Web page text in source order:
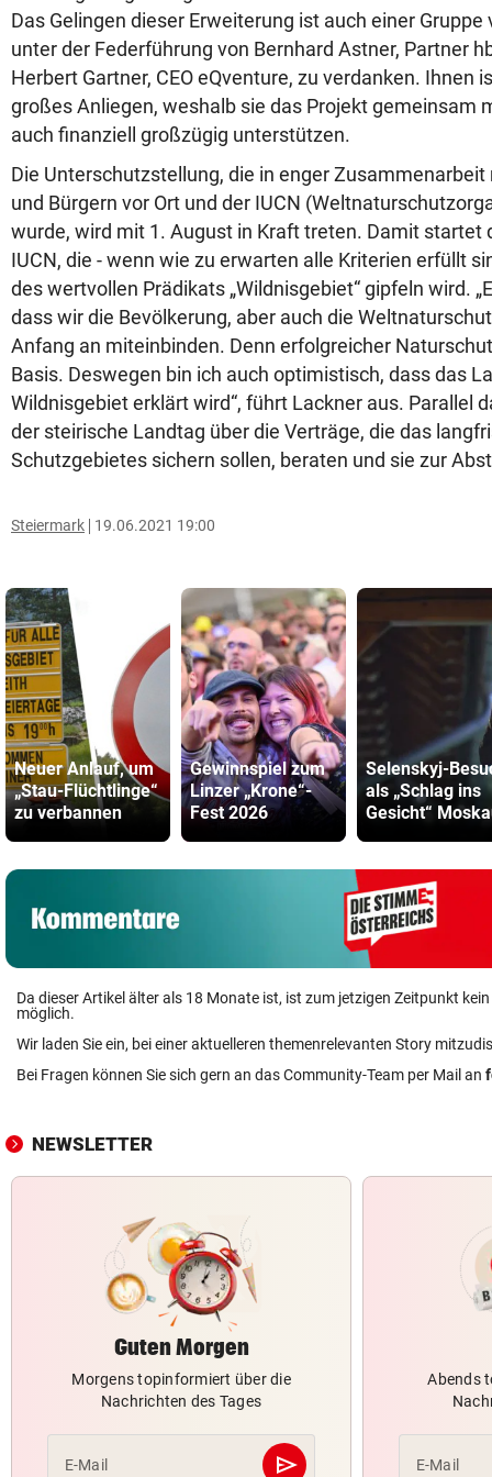
Das Gelingen dieser Erweiterung ist auch einer
unter der Federführung von Bernhard Astner, Partner
Herbert Gartner, CEO eQventure, zu verdanken. Ihnen
großes Anliegen, weshalb sie das Projekt gemeinsam
auch finanziell großzügig unterstützen.
Die Unterschutzstellung, die in enger Zusammenarbeit
und Bürgern vor Ort und der IUCN
wurde, wird mit 1. August in Kraft treten. Damit startet
IUCN, die - wenn wie zu erwarten alle Kriterien erfüllt
des wertvollen Prädikats „Wildnisgebiet“ gipfeln wird.
dass wir die Bevölkerung, aber auch die
Anfang an miteinbinden. Denn erfolgreicher
Basis. Deswegen bin ich auch optimistisch, dass das
Wildnisgebiet erklärt wird“, führt Lackner aus. Parallel
der steirische Landtag über die Verträge, die das
Schutzgebietes sichern sollen, beraten und sie zur
Steiermark 19.06.2021 19:00
Neuer Anlauf, um
„Stau-Flüchtlinge“
zu verbannen
Gewinnspiel zum
Linzer „Krone“-
Fest 2026
Selenskyj-
als „Schlag ins
Gesicht“
Da dieser Artikel älter als 18 Monate ist, ist zum jetzigen Zeitpunkt
möglich.
Wir laden Sie ein, bei einer aktuelleren themenrelevanten Story
Bei Fragen können Sie sich gern an das Community-Team per Mail an
NEWSLETTER
Guten Morgen
Morgens topinformiert über die
Nachrichten des Tages
E-Mail send
Abschicken
Abends
E-Mail